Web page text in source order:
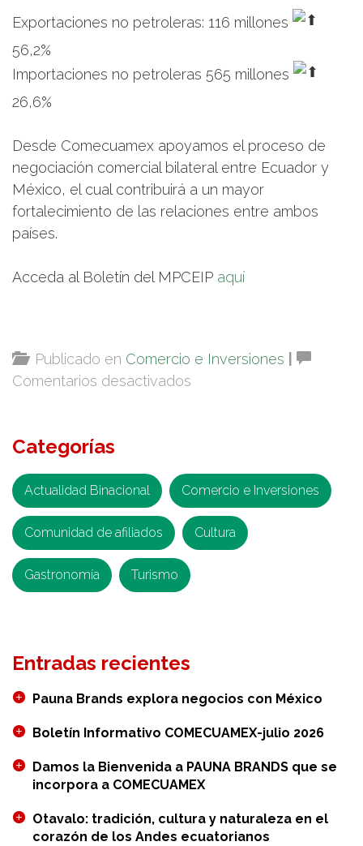
Exportaciones no petroleras: 116 millones
56,2%
Importaciones no petroleras 565 millones
26,6%
Desde Comecuamex apoyamos el proceso de
negociación comercial bilateral entre Ecuador y
México, el cual contribuirá a un mayor
fortalecimiento de las relaciones entre ambos
países.
Acceda al Boletín del MPCEIP aquí
Publicado en Comercio e Inversiones
Comentarios desactivados
2021
Categorías
Actualidad Binacional Comercio e Inversiones
Comunidad de afiliados Cultura
Gastronomía Turismo
Entradas recientes
Pauna Brands explora negocios con México
Boletín Informativo COMECUAMEX-julio 2026
Damos la Bienvenida a PAUNA BRANDS que se
incorpora a COMECUAMEX
Otavalo: tradición, cultura y naturaleza en el
corazón de los Andes ecuatorianos